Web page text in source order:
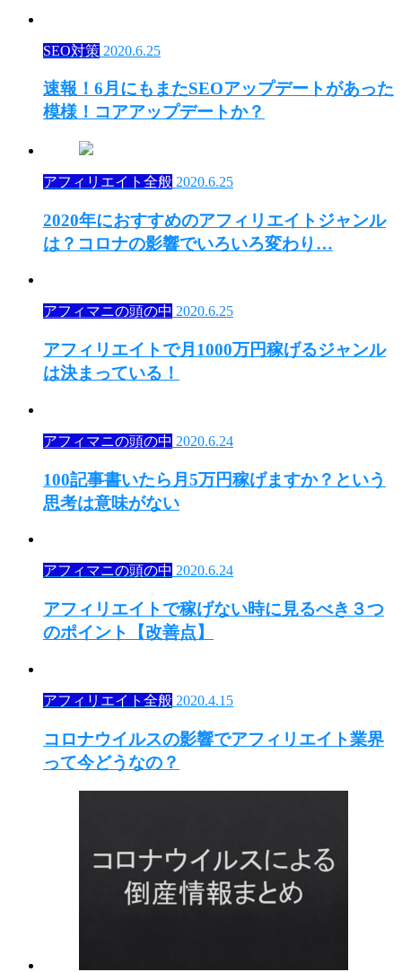
SEO対策 2020.6.25
速報！6月にもまたSEOアップデートがあった
模様！コアアップデートか？
アフィリエイト全般 2020.6.25
2020年におすすめのアフィリエイトジャンル
は？コロナの影響でいろいろ変わり…
アフィマニの頭の中 2020.6.25
アフィリエイトで月1000万円稼げるジャンル
は決まっている！
アフィマニの頭の中 2020.6.24
100記事書いたら月5万円稼げますか？という
思考は意味がない
アフィマニの頭の中 2020.6.24
アフィリエイトで稼げない時に見るべき３つ
のポイント【改善点】
アフィリエイト全般 2020.4.15
コロナウイルスの影響でアフィリエイト業界
って今どうなの？